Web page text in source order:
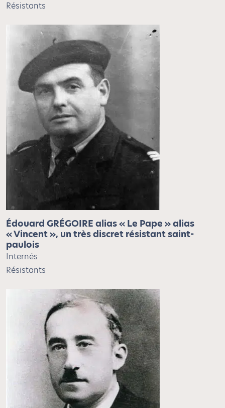
Résistants
Édouard GRÉGOIRE alias « Le Pape » alias
« Vincent », un très discret résistant saint-
paulois
Internés
Résistants